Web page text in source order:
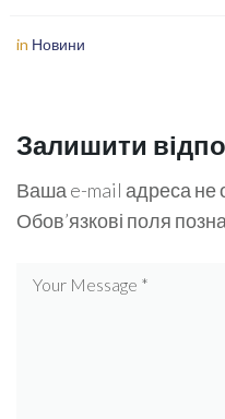
in Новини
Залишити
Ваша e-mail адреса
Обов’язкові поля